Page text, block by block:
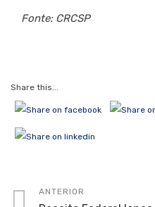
Fonte: CRCSP
Share this...
ANTERIOR